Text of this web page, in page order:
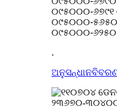
୦୯୫୦୦୦-୬୭୯୧
୦୯୫୦୦୦-
୦୯୫୦୦୦-୬୨୫୦
.
ଅନୁସନ୍ଧାନ